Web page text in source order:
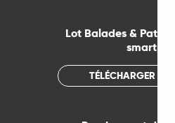
Lot Balades &
TÉLÉCHARGER